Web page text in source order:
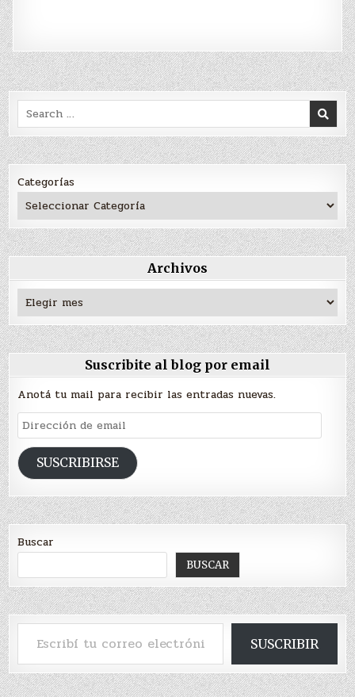
Search
for:
Categorías
Archivos
Archivos
Suscribite al blog por email
Anotá tu mail para recibir las entradas nuevas.
Dirección
de
emailSUSCRIBIRSE
Buscar
BUSCAR
Escribí tu correo electrónico…
SUSCRIBIR